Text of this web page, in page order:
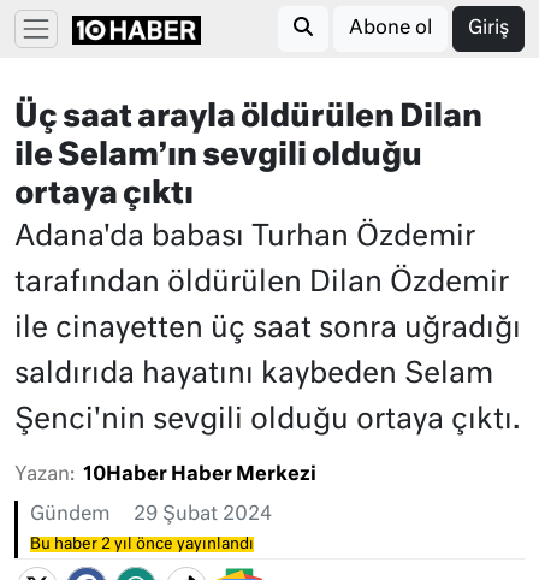
Abone ol Giriş
Üç saat arayla öldürülen Dilan
ile Selam’ın sevgili olduğu
ortaya çıktı
Adana'da babası Turhan Özdemir
tarafından öldürülen Dilan Özdemir
ile cinayetten üç saat sonra uğradığı
saldırıda hayatını kaybeden Selam
Şenci'nin sevgili olduğu ortaya çıktı.
Yazan: 10Haber Haber Merkezi
Gündem 29 Şubat 2024
Bu haber 2 yıl önce yayınlandı